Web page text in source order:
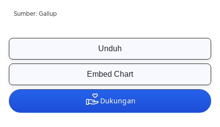
Unduh
Embed Chart